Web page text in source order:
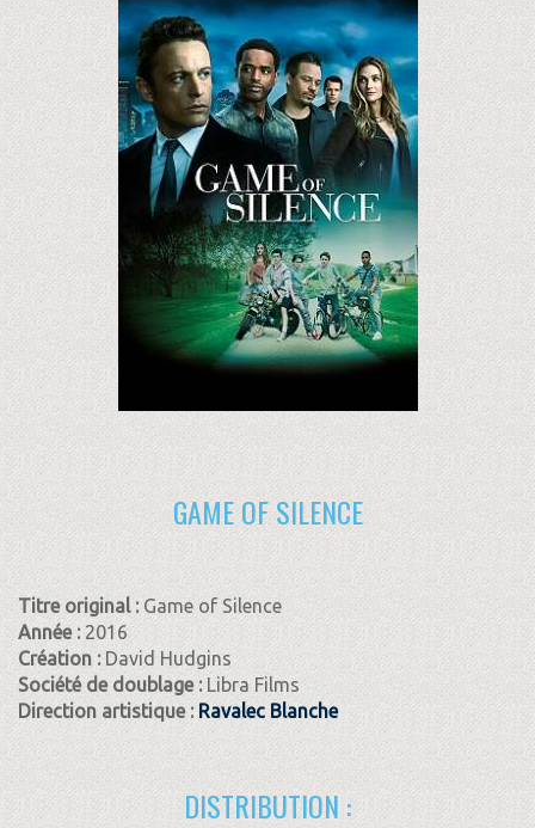
GAME OF SILENCE
Titre original : Game of Silence
Année : 2016
Création : David Hudgins
Société de doublage :Libra Films
Direction artistique : Ravalec Blanche
DISTRIBUTION :